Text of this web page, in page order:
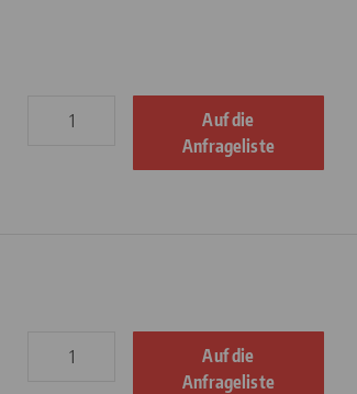
Auf die
Anfrageliste
Auf die
Anfrageliste